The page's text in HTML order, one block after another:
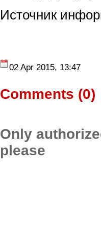
Источник
02 Apr 2015, 13:47
Comments (0)
Only
please